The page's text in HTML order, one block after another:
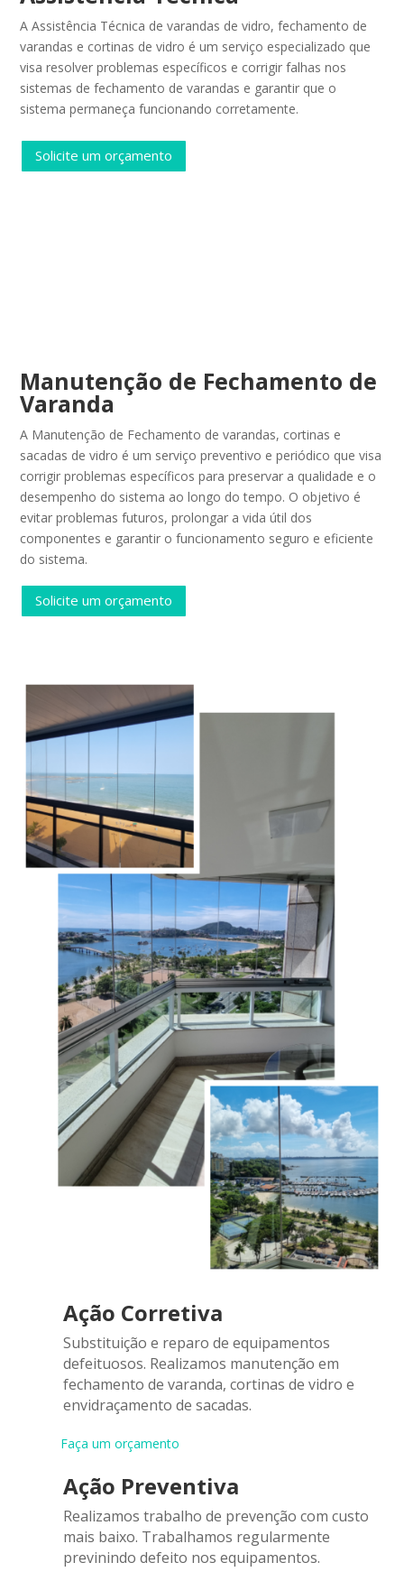
A Assistência Técnica de varandas de vidro, fechamento de
varandas e cortinas de vidro é um serviço especializado que
visa resolver problemas específicos e corrigir falhas nos
sistemas de fechamento de varandas e garantir que o
sistema permaneça funcionando corretamente.
Solicite um orçamento
Manutenção de Fechamento de
Varanda
A Manutenção de Fechamento de varandas, cortinas e
sacadas de vidro é um serviço preventivo e periódico que visa
corrigir problemas específicos para preservar a qualidade e o
desempenho do sistema ao longo do tempo. O objetivo é
evitar problemas futuros, prolongar a vida útil dos
componentes e garantir o funcionamento seguro e eficiente
do sistema.
Solicite um orçamento
Ação Corretiva
Substituição e reparo de equipamentos
defeituosos. Realizamos manutenção em
fechamento de varanda, cortinas de vidro e
envidraçamento de sacadas.
Faça um orçamento
Ação Preventiva
Realizamos trabalho de prevenção com custo
mais baixo. Trabalhamos regularmente
previnindo defeito nos equipamentos.